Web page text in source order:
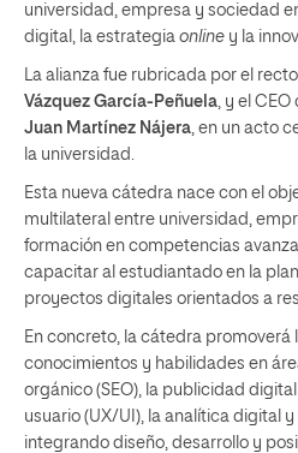
universidad, empresa y sociedad
digital, la estrategia online y la
La alianza fue rubricada por el
Vázquez García-Peñuela , y el
Juan Martínez Nájera , en un acto
la universidad.
Esta nueva cátedra nace con el
multilateral entre universidad,
formación en competencias
capacitar al estudiantado en la
proyectos digitales orientados a
En concreto, la cátedra promoverá
conocimientos y habilidades en
orgánico (SEO), la publicidad
usuario (UX/UI), la analítica digital
integrando diseño, desarrollo y